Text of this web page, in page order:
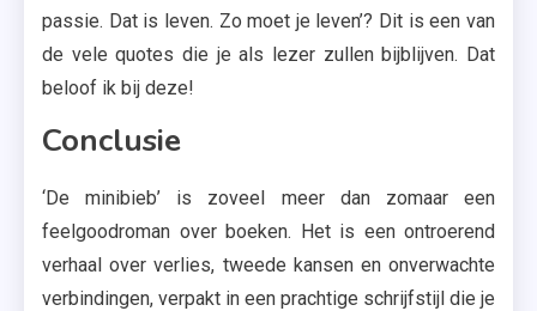
passie. Dat is leven. Zo moet je leven’? Dit is een van
de vele quotes die je als lezer zullen bijblijven. Dat
beloof ik bij deze!
Conclusie
‘De minibieb’ is zoveel meer dan zomaar een
feelgoodroman over boeken. Het is een ontroerend
verhaal over verlies, tweede kansen en onverwachte
verbindingen, verpakt in een prachtige schrijfstijl die je